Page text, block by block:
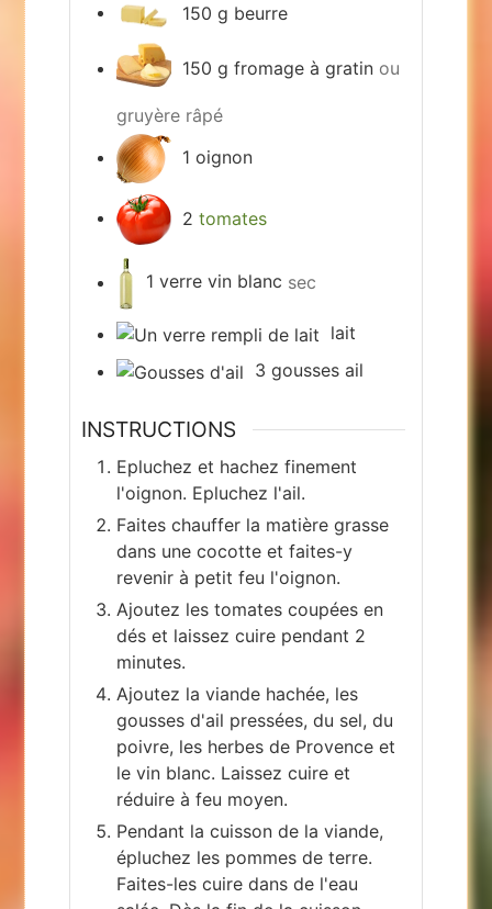
150 g beurre
150 g fromage à gratin ou
gruyère râpé
1 oignon
2 tomates
1 verre vin blanc sec
lait
3 gousses ail
INSTRUCTIONS
Epluchez et hachez finement
l'oignon. Epluchez l'ail.
Faites chauffer la matière grasse
dans une cocotte et faites-y
revenir à petit feu l'oignon.
Ajoutez les tomates coupées en
dés et laissez cuire pendant 2
minutes.
Ajoutez la viande hachée, les
gousses d'ail pressées, du sel, du
poivre, les herbes de Provence et
le vin blanc. Laissez cuire et
réduire à feu moyen.
Pendant la cuisson de la viande,
épluchez les pommes de terre.
Faites-les cuire dans de l'eau